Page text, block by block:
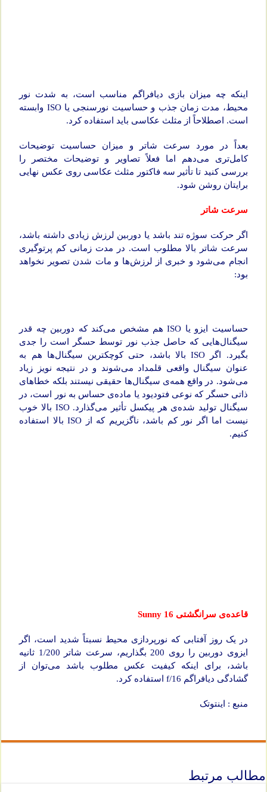
اینکه چه میزان بازی دیافراگم مناسب است، به شدت نور
محیط، مدت زمان جذب و حساسیت نورسنجی یا ISO وابسته
است. اصطلاحاً از مثلث عکاسی باید استفاده کرد.
بعداً در مورد سرعت شاتر و میزان حساسیت توضیحات
کامل‌تری می‌دهم اما فعلاً تصاویر و توضیحات مختصر را
بررسی کنید تا تأثیر سه فاکتور مثلث عکاسی روی عکس نهایی
برایتان روشن شود.
سرعت شاتر
اگر حرکت سوژه تند باشد یا دوربین لرزش زیادی داشته باشد،
سرعت شاتر بالا مطلوب است. در مدت زمانی کم پرتوگیری
انجام می‌شود و خبری از لرزش‌ها و مات شدن تصویر نخواهد
بود:
حساسیت ایزو یا ISO هم مشخص می‌کند که دوربین چه قدر
سیگنال‌هایی که حاصل جذب نور توسط حسگر است را جدی
بگیرد. اگر ISO بالا باشد، حتی کوچکترین سیگنال‌ها هم به
عنوان سیگنال واقعی قلمداد می‌شوند و در نتیجه نویز زیاد
می‌شود. در واقع همه‌ی سیگنال‌ها حقیقی نیستند بلکه خطاهای
ذاتی حسگر که نوعی فتودیود یا ماده‌ی حساس به نور است، در
سیگنال تولید شده‌ی هر پیکسل تأثیر می‌گذارد. ISO بالا خوب
نیست اما اگر نور کم باشد، ناگزیریم که از ISO بالا استفاده
کنیم.
قاعده‌ی سرانگشتی Sunny 16
در یک روز آفتابی که نورپردازی محیط نسبتاً شدید است، اگر
ایزوی دوربین را روی 200 بگذاریم، سرعت شاتر 1/200 ثانیه
باشد، برای اینکه کیفیت عکس مطلوب باشد می‌توان از
گشادگی دیافراگم f/16 استفاده کرد.
منبع : اینتوتک
مطالب مرتبط